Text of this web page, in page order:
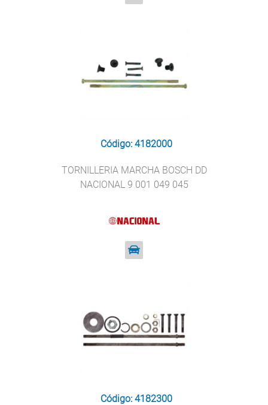
Código: 4182000
TORNILLERIA MARCHA BOSCH DD
NACIONAL 9 001 049 045
Código: 4182300